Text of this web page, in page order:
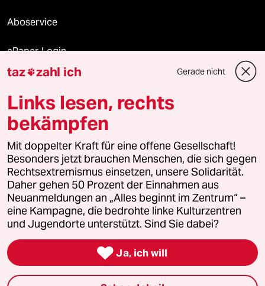
Aboservice
ePaper Login
Downloads für Abonnierende
© 2026 taz Verlags und Vertriebs GmbH
Alle Rechte vorbehalten. Bei rechtlichen Fragen oder für Genehmigungen
wenden Sie sich bitte an
lizenzen@taz.de
Feedback Redaktionsstatut Kommune-Richtlinien
Leitlinie Informant Datenschutz Impressum AGB
Seitenwende Einwilligungen widerrufen (Ads)
taz zahl ich Gerade nicht
Links lesen, rechts
bekämpfen
Mit doppelter Kraft für eine offene Gesellschaft!
Besonders jetzt brauchen Menschen, die sich gegen
Rechtsextremismus einsetzen, unsere Solidarität.
Daher gehen 50 Prozent der Einnahmen aus
Neuanmeldungen an „Alles beginnt im Zentrum“ –
eine Kampagne, die bedrohte linke Kulturzentren
und Jugendorte unterstützt. Sind Sie dabei?
 Ja, ich will